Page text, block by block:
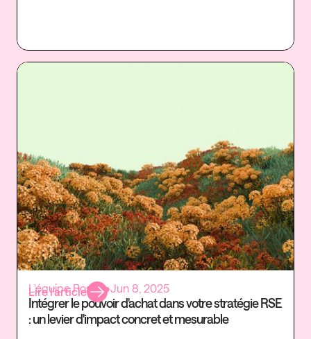
L'équipe Rosaly•Jun 8, 2025
Intégrer le pouvoir d'achat dans votre stratégie RSE
: un levier d'impact concret et mesurable
Lire l’article